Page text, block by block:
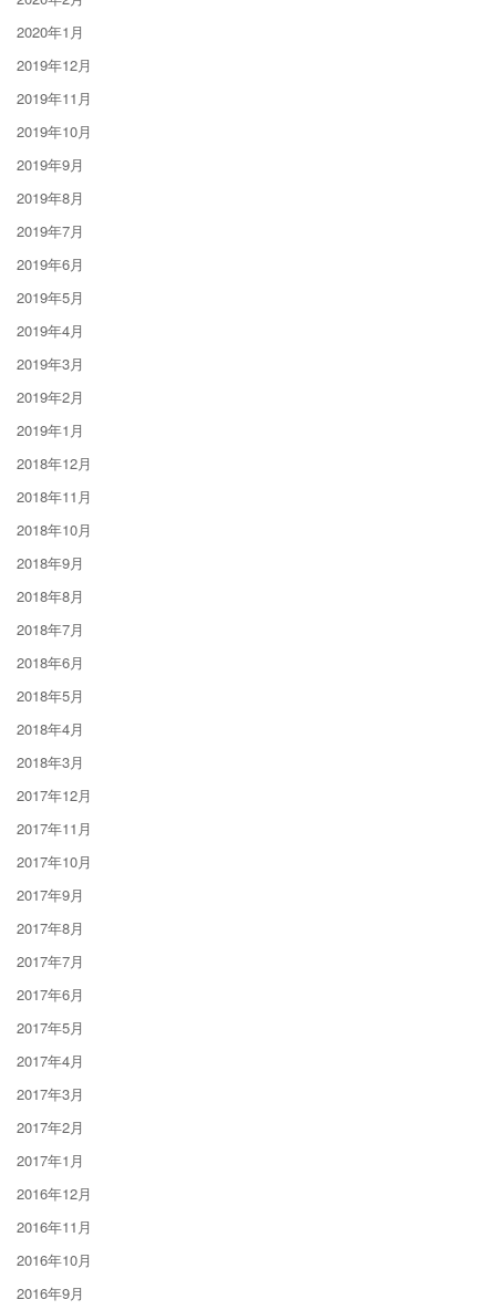
2020年1月
2019年12月
2019年11月
2019年10月
2019年9月
2019年8月
2019年7月
2019年6月
2019年5月
2019年4月
2019年3月
2019年2月
2019年1月
2018年12月
2018年11月
2018年10月
2018年9月
2018年8月
2018年7月
2018年6月
2018年5月
2018年4月
2018年3月
2017年12月
2017年11月
2017年10月
2017年9月
2017年8月
2017年7月
2017年6月
2017年5月
2017年4月
2017年3月
2017年2月
2017年1月
2016年12月
2016年11月
2016年10月
2016年9月